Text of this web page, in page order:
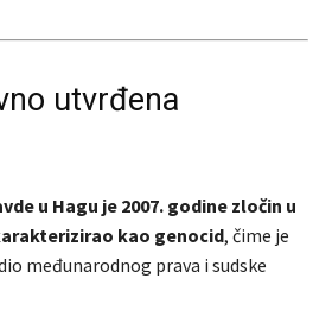
utvrđena
u Hagu je 2007. godine zločin u
kao genocid, čime je
međunarodnog prava i sudske